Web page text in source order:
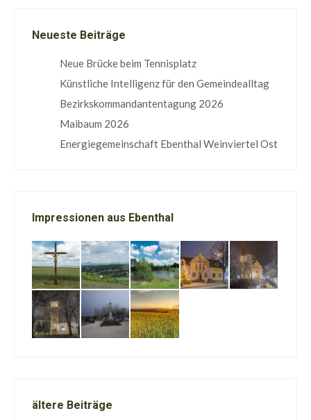
Neueste Beiträge
Neue Brücke beim Tennisplatz
Künstliche Intelligenz für den Gemeindealltag
Bezirkskommandantentagung 2026
Maibaum 2026
Energiegemeinschaft Ebenthal Weinviertel Ost
Impressionen aus Ebenthal
ältere Beiträge